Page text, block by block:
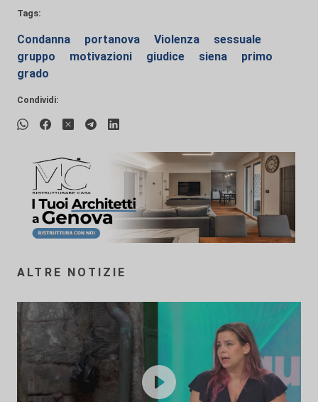
Tags:
Condanna portanova Violenza
sessuale
gruppo
motivazioni giudice siena
primo
grado
Condividi:
ALTRE NOTIZIE